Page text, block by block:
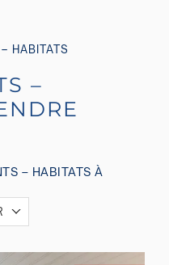
HABITATS
–
– HABITATS À